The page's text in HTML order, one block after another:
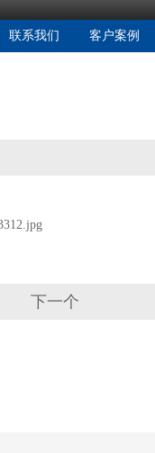
联系我们 客户案例
下一个